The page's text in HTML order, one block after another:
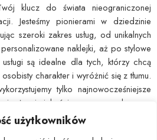
użytkowników
klucz do świata nieograniczonej
Jesteśmy pionierami w dziedzinie
szeroki zakres usług, od unikalnych
naklejki, aż po stylowe
są idealne dla tych, którzy chcą
charakter i wyróżnić się z tłumu.
tylko najnowocześniejsze
jakości, co pozwala nam
i ostrość każdego nadruku. Dajemy Ci
wyrazić swoją indywidualność i ożywić